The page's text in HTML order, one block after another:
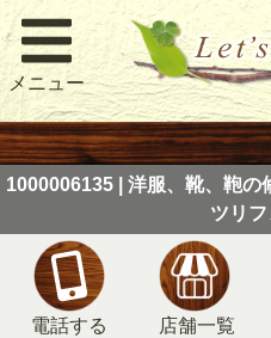
メニュー
1000006135 | 洋服、靴、鞄の
ツリ
電話する 店舗一覧